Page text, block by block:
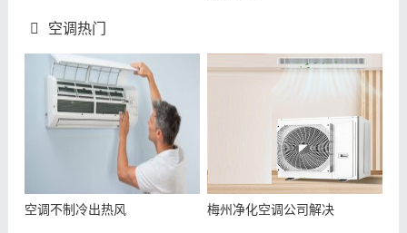
空调热门
空调不制冷出热风 梅州净化空调公司解决